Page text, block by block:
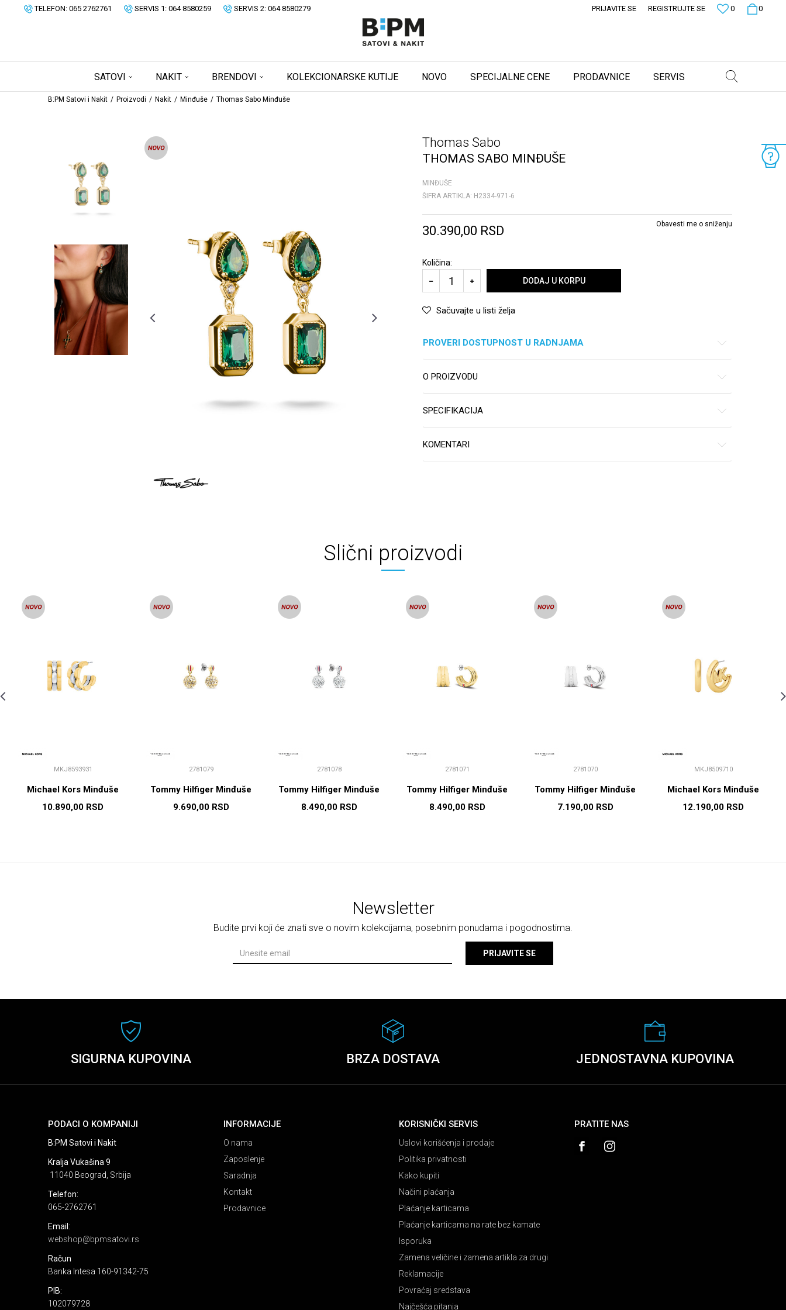
TELEFON: 065 2762761 SERVIS 1: 064 8580259 SERVIS 2: 064 8580279 0
0
PRIJAVITE SE REGISTRUJTE SE
SATOVI NAKIT BRENDOVI KOLEKCIONARSKE KUTIJE NOVO SPECIJALNE CENE PRODAVNICE SERVIS
B:PM Satovi i Nakit Proizvodi Nakit Minđuše Thomas Sabo Minđuše
Thomas Sabo
THOMAS SABO MINĐUŠE
MINĐUŠE
ŠIFRA ARTIKLA: H2334-971-6
30.390,00 RSD Obavesti me o sniženju
Količina:
DODAJ U KORPU
Sačuvajte u listi želja
PROVERI DOSTUPNOST U RADNJAMA
O PROIZVODU
SPECIFIKACIJA
KOMENTARI
Slični proizvodi
MKJ8593931
Michael Kors Minđuše
10.890,00 RSD
2781079
Tommy Hilfiger Minđuše
9.690,00 RSD
2781078
Tommy Hilfiger Minđuše
8.490,00 RSD
2781071
Tommy Hilfiger Minđuše
8.490,00 RSD
2781070
Tommy Hilfiger Minđuše
7.190,00 RSD
MKJ8509710
Michael Kors Minđuše
12.190,00 RSD
Newsletter
Budite prvi koji će znati sve o novim kolekcijama, posebnim ponudama i pogodnostima.
PRIJAVITE SE
SIGURNA KUPOVINA BRZA DOSTAVA JEDNOSTAVNA KUPOVINA
PODACI O KOMPANIJI
B:PM Satovi i Nakit
Kralja Vukašina 9
11040 Beograd, Srbija
Telefon:
065-2762761
Email:
webshop@bpmsatovi.rs
Račun
Banka Intesa 160-91342-75
PIB:
102079728
INFORMACIJE
O nama
Zaposlenje
Saradnja
Kontakt
Prodavnice
KORISNIČKI SERVIS
Uslovi korišćenja i prodaje
Politika privatnosti
Kako kupiti
Načini plaćanja
Plaćanje karticama
Plaćanje karticama na rate bez kamate
Isporuka
Zamena veličine i zamena artikla za drugi
Reklamacije
Povraćaj sredstava
Najčešća pitanja
PRATITE NAS